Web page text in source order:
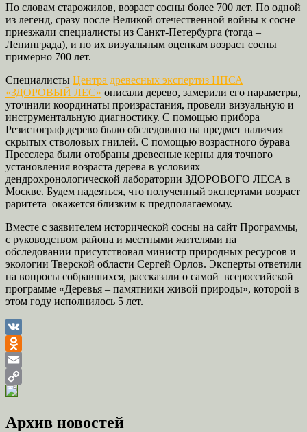
По словам старожилов, возраст сосны более 700 лет. По одной
из легенд, сразу после Великой отечественной войны к сосне
приезжали специалисты из Санкт-Петербурга (тогда –
Ленинграда), и по их визуальным оценкам возраст сосны
примерно 700 лет.
Специалисты Центра древесных экспертиз НПСА
«ЗДОРОВЫЙ ЛЕС» описали дерево, замерили его параметры,
уточнили координаты произрастания, провели визуальную и
инструментальную диагностику. С помощью прибора
Резистограф дерево было обследовано на предмет наличия
скрытых стволовых гнилей. С помощью возрастного бурава
Пресслера были отобраны древесные керны для точного
установления возраста дерева в условиях
дендрохронологической лаборатории ЗДОРОВОГО ЛЕСА в
Москве. Будем надеяться, что полученный экспертами возраст
раритета окажется близким к предполагаемому.
Вместе с заявителем исторической сосны на сайт Программы,
с руководством района и местными жителями на
обследовании присутствовал министр природных ресурсов и
экологии Тверской области Сергей Орлов. Эксперты ответили
на вопросы собравшихся, рассказали о самой всероссийской
программе «Деревья – памятники живой природы», которой в
этом году исполнилось 5 лет.
VK
Odnoklassniki
Email
Copy
Архив новостей